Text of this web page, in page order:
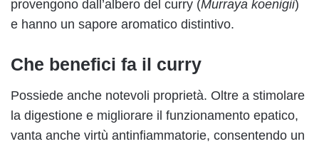
provengono dall’albero del curry (Murraya koenigii)
e hanno un sapore aromatico distintivo.
Che benefici fa il curry
Possiede anche notevoli proprietà. Oltre a stimolare
la digestione e migliorare il funzionamento epatico,
vanta anche virtù antinfiammatorie, consentendo un